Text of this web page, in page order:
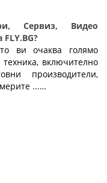
Сервиз, Видео
ви очаква голямо
включително
производители,
...…